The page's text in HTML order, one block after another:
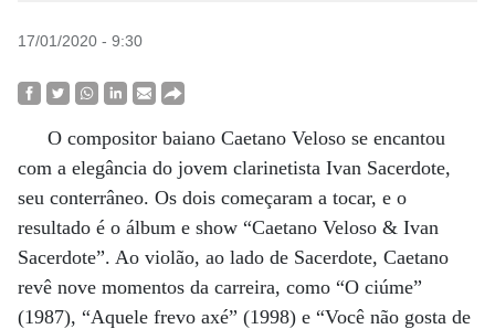
17/01/2020 - 9:30
O compositor baiano Caetano Veloso se encantou
com a elegância do jovem clarinetista Ivan Sacerdote,
seu conterrâneo. Os dois começaram a tocar, e o
resultado é o álbum e show “Caetano Veloso & Ivan
Sacerdote”. Ao violão, ao lado de Sacerdote, Caetano
revê nove momentos da carreira, como “O ciúme”
(1987), “Aquele frevo axé” (1998) e “Você não gosta de